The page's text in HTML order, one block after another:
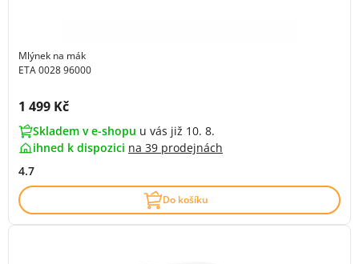
Mlýnek na mák
ETA 0028 96000
Cena s DPH:
1 499 Kč
Skladem v e-shopu u vás již 10. 8.
ihned k dispozici na 39 prodejnách
4.7
Do košíku